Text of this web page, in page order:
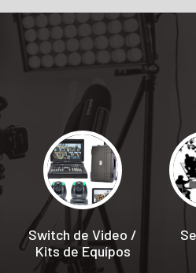
Switch de Video /
Kits de Equípos